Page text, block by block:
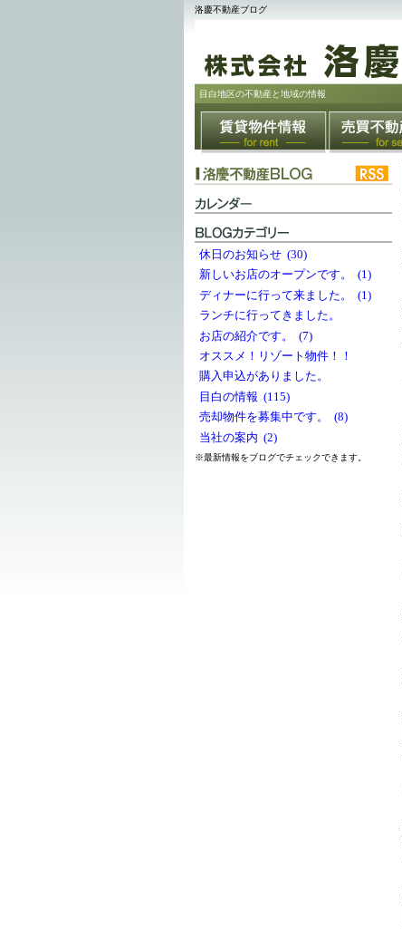
洛慶不動産ブログ
目白地区の不動産と地域の情報
休日のお知らせ (30)
新しいお店のオープンです。 (1)
ディナーに行って来ました。 (1)
ランチに行ってきました。
お店の紹介です。 (7)
オススメ！リゾート物件！！
購入申込がありました。
目白の情報 (115)
売却物件を募集中です。 (8)
当社の案内 (2)
※最新情報をブログでチェックできます。